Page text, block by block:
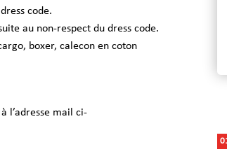
code.
au non-respect du dress code.
boxer, calecon en coton
l’adresse mail ci-